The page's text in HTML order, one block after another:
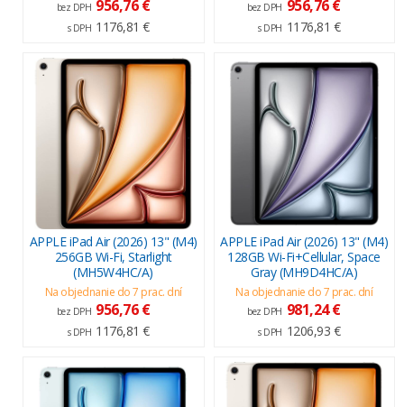
bez DPH 956,76 €
s DPH 1176,81 €
bez DPH 956,76 €
s DPH 1176,81 €
APPLE iPad Air (2026) 13" (M4)
256GB Wi-Fi, Starlight
(MH5W4HC/A)
Na objednanie do 7 prac. dní
bez DPH 956,76 €
s DPH 1176,81 €
APPLE iPad Air (2026) 13" (M4)
128GB Wi-Fi+Cellular, Space
Gray (MH9D4HC/A)
Na objednanie do 7 prac. dní
bez DPH 981,24 €
s DPH 1206,93 €